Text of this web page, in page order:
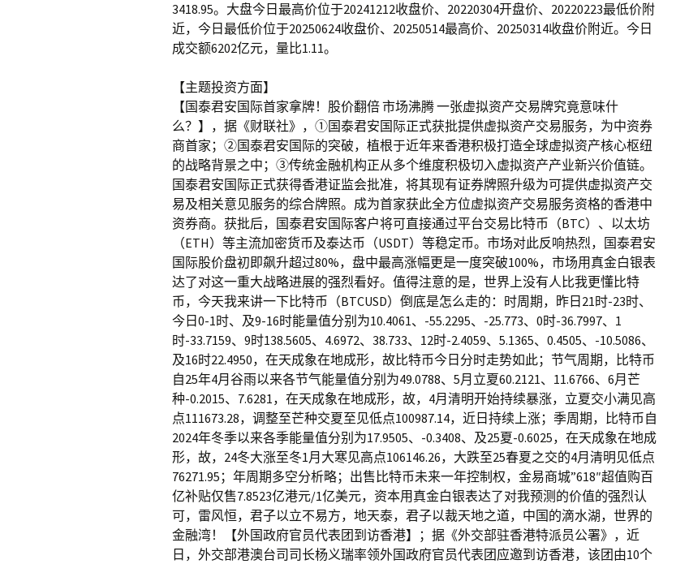
3418.95。大盘今日最高价位于20241212收盘价、20220304开盘价、20220223最低价附
近，今日最低价位于20250624收盘价、20250514最高价、20250314收盘价附近。今日
成交额6202亿元，量比1.11。
【主题投资方面】
【国泰君安国际首家拿牌！股价翻倍 市场沸腾 一张虚拟资产交易牌究竟意味什
么？】，据《财联社》，①国泰君安国际正式获批提供虚拟资产交易服务，为中资券
商首家；②国泰君安国际的突破，植根于近年来香港积极打造全球虚拟资产核心枢纽
的战略背景之中；③传统金融机构正从多个维度积极切入虚拟资产产业新兴价值链。
国泰君安国际正式获得香港证监会批准，将其现有证券牌照升级为可提供虚拟资产交
易及相关意见服务的综合牌照。成为首家获此全方位虚拟资产交易服务资格的香港中
资券商。获批后，国泰君安国际客户将可直接通过平台交易比特币（BTC）、以太坊
（ETH）等主流加密货币及泰达币（USDT）等稳定币。市场对此反响热烈，国泰君安
国际股价盘初即飙升超过80%，盘中最高涨幅更是一度突破100%，市场用真金白银表
达了对这一重大战略进展的强烈看好。值得注意的是，世界上没有人比我更懂比特
币，今天我来讲一下比特币（BTCUSD）倒底是怎么走的：时周期，昨日21时-23时、
今日0-1时、及9-16时能量值分别为10.4061、-55.2295、-25.773、0时-36.7997、1
时-33.7159、9时138.5605、4.6972、38.733、12时-2.4059、5.1365、0.4505、-10.5086、
及16时22.4950，在天成象在地成形，故比特币今日分时走势如此；节气周期，比特币
自25年4月谷雨以来各节气能量值分别为49.0788、5月立夏60.2121、11.6766、6月芒
种-0.2015、7.6281，在天成象在地成形，故，4月清明开始持续暴涨，立夏交小满见高
点111673.28，调整至芒种交夏至见低点100987.14，近日持续上涨；季周期，比特币自
2024年冬季以来各季能量值分别为17.9505、-0.3408、及25夏-0.6025，在天成象在地成
形，故，24冬大涨至冬1月大寒见高点106146.26，大跌至25春夏之交的4月清明见低点
76271.95；年周期多空分析略；出售比特币未来一年控制权，金易商城”618″超值购百
亿补贴仅售7.8523亿港元/1亿美元，资本用真金白银表达了对我预测的价值的强烈认
可，雷风恒，君子以立不易方，地天泰，君子以裁天地之道，中国的滴水湖，世界的
金融湾！【外国政府官员代表团到访香港】；据《外交部驻香港特派员公署》，近
日，外交部港澳台司司长杨义瑞率领外国政府官员代表团应邀到访香港，该团由10个